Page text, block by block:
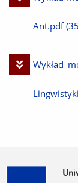
plik
Ant.pdf
Pobierz
plik